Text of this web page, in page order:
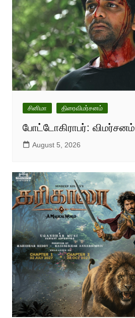
சினிமா திரைவிமர்சனம்
போட்டோகிராபர்: விமர்சனம்
August 5, 2026